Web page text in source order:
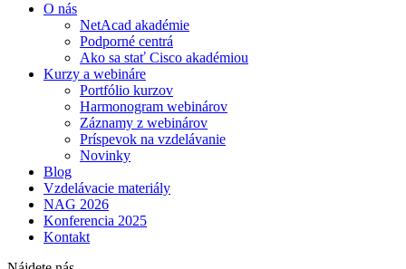
O nás
NetAcad akadémie
Podporné centrá
Ako sa stať Cisco akadémiou
Kurzy a webináre
Portfólio kurzov
Harmonogram webinárov
Záznamy z webinárov
Príspevok na vzdelávanie
Novinky
Blog
Vzdelávacie materiály
NAG 2026
Konferencia 2025
Kontakt